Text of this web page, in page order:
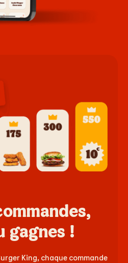
gagnes !
King, chaque commande